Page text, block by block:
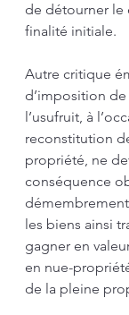
de détourner le
finalité initiale.
Autre critique
d’imposition
l’usufruit, à
reconstitution
propriété, ne
conséquence
les biens ainsi
gagner en
en nue-
de la pleine